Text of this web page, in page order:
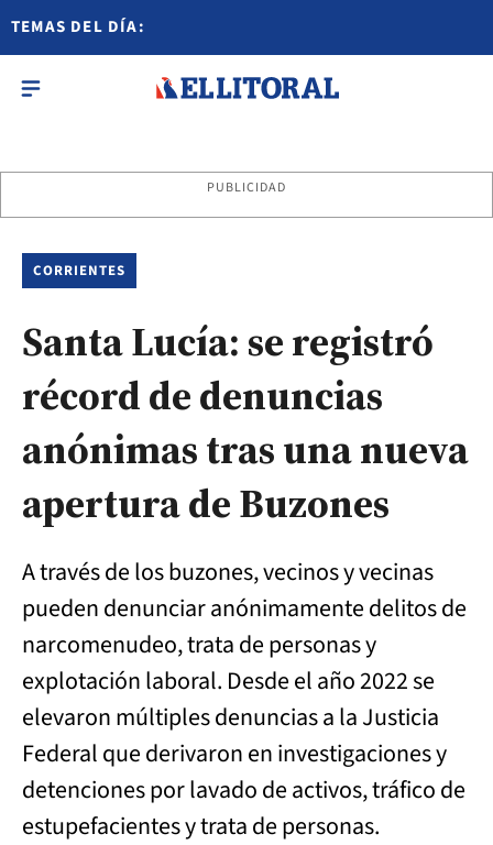
TEMAS DEL DÍA:
PUBLICIDAD
CORRIENTES
Santa Lucía: se registró
récord de denuncias
anónimas tras una nueva
apertura de Buzones
A través de los buzones, vecinos y vecinas
pueden denunciar anónimamente delitos de
narcomenudeo, trata de personas y
explotación laboral. Desde el año 2022 se
elevaron múltiples denuncias a la Justicia
Federal que derivaron en investigaciones y
detenciones por lavado de activos, tráfico de
estupefacientes y trata de personas.